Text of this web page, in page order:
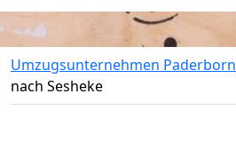
Umzugsunternehmen Paderborn
nach Sesheke